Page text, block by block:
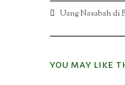
Post
Uang Nasabah di
YOU MAY LIKE